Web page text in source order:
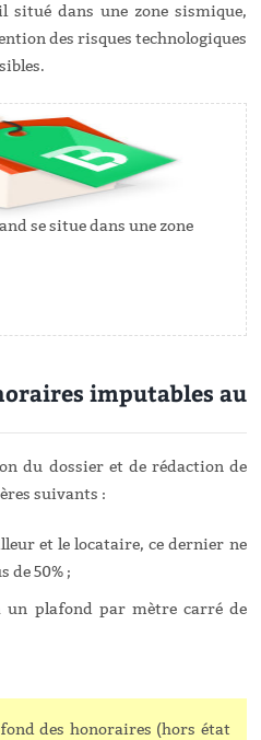
situé dans une zone sismique,
des risques technologiques
se situe dans une zone
imputables au
du dossier et de rédaction de
suivants :
et le locataire, ce dernier ne
de 50% ;
un plafond par mètre carré de
des honoraires (hors état